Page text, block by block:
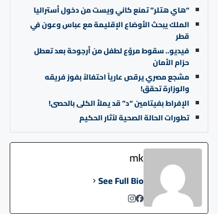
“هاي هتلر” تمنع كاني ويست من دخول أستراليا
الملك يبحث الأوضاع الإقليمة مع عباس وعون في
قطر
فيديو.. سقوط مروّع لطفل من أرجوحة بعد تعطل
حزام الأمان
مشجع مصري يرقص عارياً احتفالاً بفوز فريقه
والوزارة تحقق!
الإفراط بفيتامين “د” قد يملأ الكلى بالحصى!
تطورات الحالة الصحية لآثار الحكيم
mk
See Full Bio